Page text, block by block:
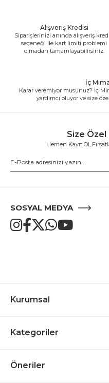
Alışveriş Kredisi
Siparişlerinizi anında alışveriş
seçeneği ile kart limiti problemi
olmadan tamamlayabilirsiniz.
İç
Karar veremiyor musunuz? İç
yardımcı oluyor ve size
Size
Hemen Kayıt Ol,
SOSYAL MEDYA
Kurumsal
Kategoriler
Öneriler